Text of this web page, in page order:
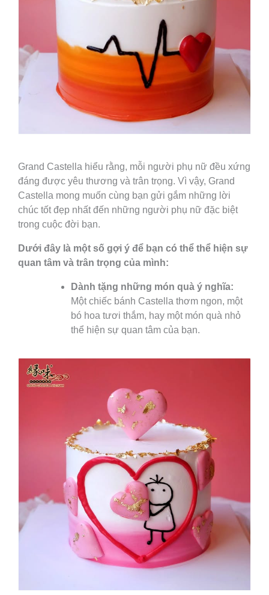
Grand Castella hiểu rằng, mỗi người phụ nữ đều xứng
đáng được yêu thương và trân trọng. Vì vậy, Grand
Castella mong muốn cùng bạn gửi gắm những lời
chúc tốt đẹp nhất đến những người phụ nữ đặc biệt
trong cuộc đời bạn.
Dưới đây là một số gợi ý để bạn có thể thể hiện sự
quan tâm và trân trọng của mình:
Dành tặng những món quà ý nghĩa:
Một chiếc bánh Castella thơm ngon, một
bó hoa tươi thắm, hay một món quà nhỏ
thể hiện sự quan tâm của bạn.